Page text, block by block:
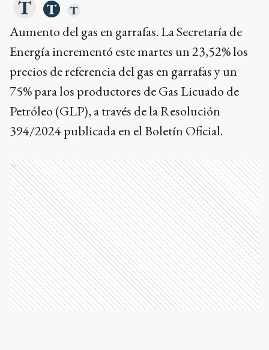
Aumento del gas en garrafas. La Secretaría de
Energía incrementó este martes un 23,52% los
precios de referencia del gas en garrafas y un
75% para los productores de Gas Licuado de
Petróleo (GLP), a través de la Resolución
394/2024 publicada en el Boletín Oficial.
Ads